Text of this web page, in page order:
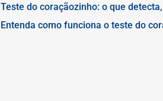
Teste do coraçãozinho: o que
Entenda como funciona o teste do